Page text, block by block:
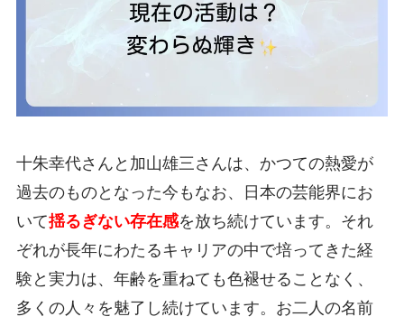
十朱幸代さんと加山雄三さんは、かつての熱愛が
過去のものとなった今もなお、日本の芸能界にお
いて揺るぎない存在感を放ち続けています。それ
ぞれが長年にわたるキャリアの中で培ってきた経
験と実力は、年齢を重ねても色褪せることなく、
多くの人々を魅了し続けています。お二人の名前